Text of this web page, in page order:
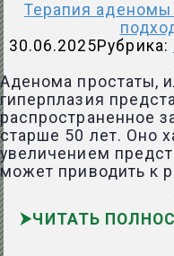
Терапия
30.06.2025Рубрика:
Аденома простаты,
гиперплазия
распространенное
старше 50 лет. Оно
увеличением
может приводить к
ЧИТАТЬ